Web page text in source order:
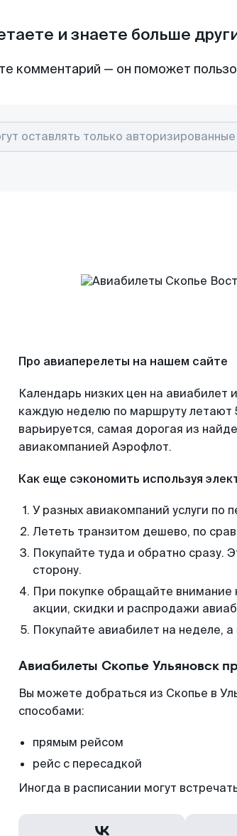
и знаете больше
комментарий — он поможет
Про авиаперелеты на нашем сайте
Календарь низких цен на авиабилет
каждую неделю по маршруту летают
варьируется, самая дорогая из
авиакомпанией Аэрофлот.
Как еще сэкономить используя
У разных авиакомпаний услуги по
Лететь транзитом дешево, по
Покупайте туда и обратно сразу.
сторону.
При покупке обращайте
акции, скидки и распродажи
Покупайте авиабилет на неделе,
Авиабилеты Скопье Ульяновск
Вы можете добраться из Скопье в
способами:
прямым рейсом
рейс с пересадкой
Иногда в расписании могут